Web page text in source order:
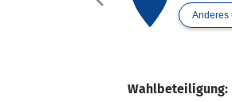
Anderes
Wahlbeteiligung: